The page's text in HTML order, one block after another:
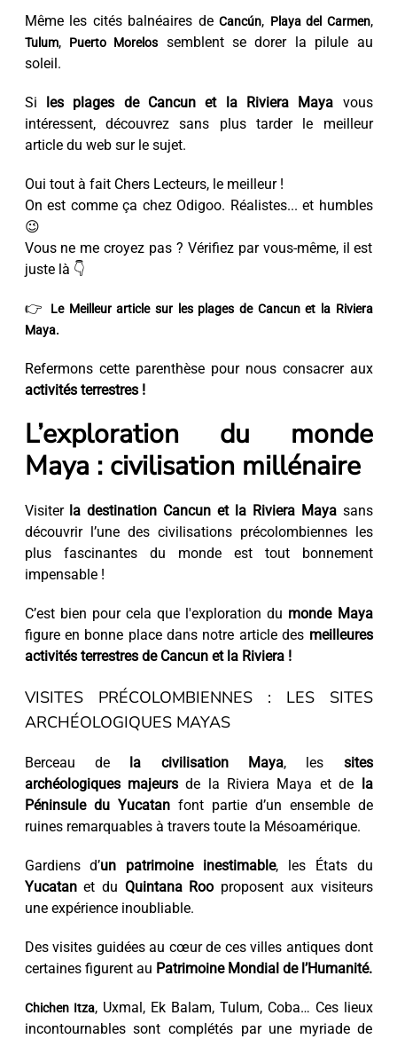
Même les cités balnéaires de Cancún, Playa del Carmen,
Tulum, Puerto Morelos
semblent se dorer la pilule au
soleil.
Si les plages de Cancun et la Riviera Maya vous
intéressent, découvrez sans plus tarder le meilleur
article du web sur le sujet.
Oui tout à fait Chers Lecteurs, le meilleur !
On est comme ça chez Odigoo. Réalistes... et humbles
😉
Vous ne me croyez pas ? Vérifiez par vous-même, il est
juste là 👇
👉
Le Meilleur article sur les plages de Cancun et la Riviera
Maya.
Refermons cette parenthèse pour nous consacrer aux
activités terrestres !
L’exploration du monde
Maya : civilisation millénaire
Visiter la destination Cancun et la Riviera Mayasans
découvrir l’une des civilisations précolombiennes les
plus fascinantes du monde est tout bonnement
impensable !
C’est bien pour cela que l'exploration du monde Maya
figure en bonne place dans notre article des meilleures
activités terrestres de Cancun et la Riviera !
VISITES PRÉCOLOMBIENNES : LES SITES
ARCHÉOLOGIQUES MAYAS
Berceau de la civilisation Maya, les sites
archéologiques majeursde la Riviera Maya et de
la
Péninsule du Yucatanfont partie d’un ensemble de
ruines remarquables à travers toute la Mésoamérique.
Gardiens d’un patrimoine inestimable, les États du
Yucatanet du Quintana Roo proposent aux visiteurs
une expérience inoubliable.
Des visites guidées au cœur de ces villes antiques dont
certaines figurent au Patrimoine Mondial de l’Humanité.
Chichen Itza, Uxmal, Ek Balam, Tulum, Coba… Ces lieux
incontournables sont complétés par une myriade de